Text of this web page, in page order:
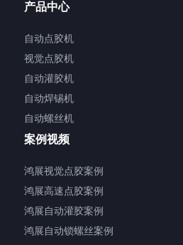
产品中心
自动点胶机
视觉点胶机
自动灌胶机
自动焊锡机
自动螺丝机
案例视频
鸿展视觉点胶案例
鸿展高速点胶案例
鸿展自动灌胶案例
鸿展自动锁螺丝案例